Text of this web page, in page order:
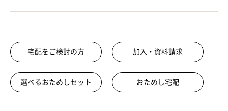
宅配をご検討の方 加入・資料請求
選べるおためしセット おためし宅配